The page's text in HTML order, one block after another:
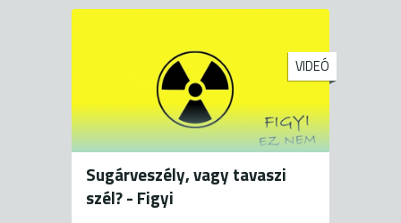
VIDEÓ
Sugárveszély, vagy tavaszi
szél? - Figyi